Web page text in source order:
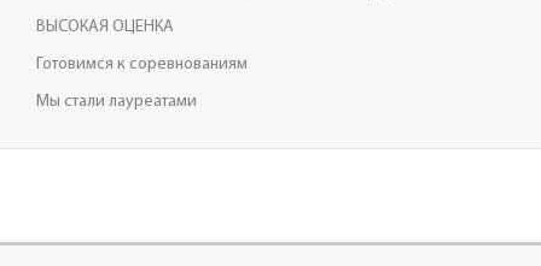
ВЫСОКАЯ ОЦЕНКА
Готовимся к соревнованиям
Мы стали лауреатами